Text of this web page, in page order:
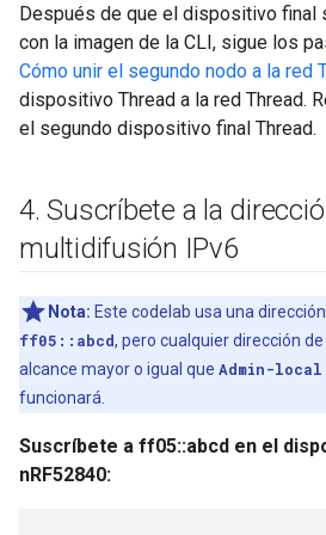
Después de que el dispositivo final
con la imagen de la CLI, sigue los
Cómo unir el segundo nodo a la red
dispositivo Thread a la red Thread.
el segundo dispositivo final Thread.
4. Suscríbete a la
multidifusión IPv6
Nota: Este codelab usa una
ff05::abcd, pero cualquier dirección
alcance mayor o igual que Admin-
funcionará.
Suscríbete a ff05::abcd en el
nRF52840: